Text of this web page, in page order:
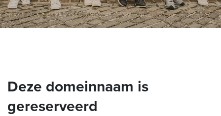
Deze domeinnaam is
gereserveerd